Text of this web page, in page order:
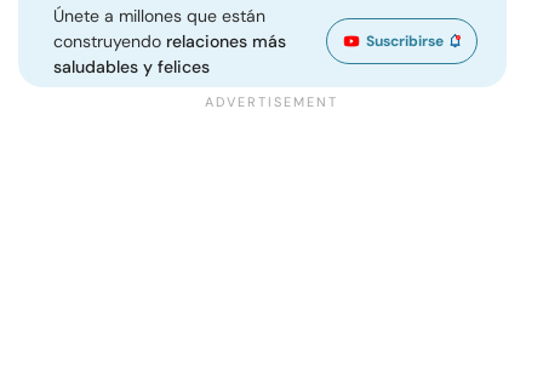
Únete a millones que están
construyendo relaciones más
saludables y felices
Suscribirse